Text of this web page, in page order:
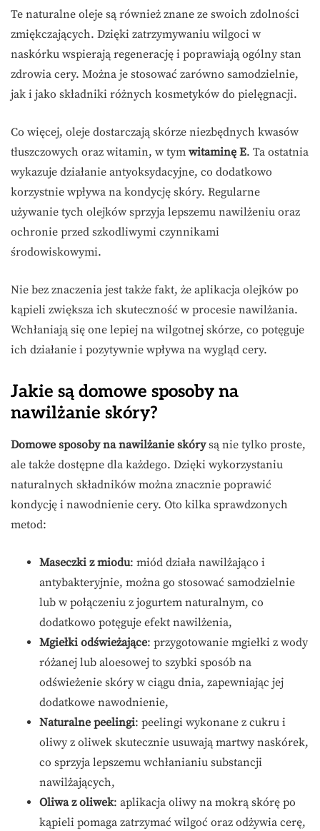
Te naturalne oleje są również znane ze swoich zdolności
zmiękczających. Dzięki zatrzymywaniu wilgoci w
naskórku wspierają regenerację i poprawiają ogólny stan
zdrowia cery. Można je stosować zarówno samodzielnie,
jak i jako składniki różnych kosmetyków do pielęgnacji.
Co więcej, oleje dostarczają skórze niezbędnych kwasów
tłuszczowych oraz witamin, w tym witaminę E. Ta ostatnia
wykazuje działanie antyoksydacyjne, co dodatkowo
korzystnie wpływa na kondycję skóry. Regularne
używanie tych olejków sprzyja lepszemu nawilżeniu oraz
ochronie przed szkodliwymi czynnikami
środowiskowymi.
Nie bez znaczenia jest także fakt, że aplikacja olejków po
kąpieli zwiększa ich skuteczność w procesie nawilżania.
Wchłaniają się one lepiej na wilgotnej skórze, co potęguje
ich działanie i pozytywnie wpływa na wygląd cery.
Jakie są domowe sposoby na
nawilżanie skóry?
Domowe sposoby na nawilżanie skórysą nie tylko proste,
ale także dostępne dla każdego. Dzięki wykorzystaniu
naturalnych składników można znacznie poprawić
kondycję i nawodnienie cery. Oto kilka sprawdzonych
metod:
Maseczki z miodu: miód działa nawilżająco i
antybakteryjnie, można go stosować samodzielnie
lub w połączeniu z jogurtem naturalnym, co
dodatkowo potęguje efekt nawilżenia,
Mgiełki odświeżające: przygotowanie mgiełki z wody
różanej lub aloesowej to szybki sposób na
odświeżenie skóry w ciągu dnia, zapewniając jej
dodatkowe nawodnienie,
Naturalne peelingi: peelingi wykonane z cukru i
oliwy z oliwek skutecznie usuwają martwy naskórek,
co sprzyja lepszemu wchłanianiu substancji
nawilżających,
Oliwa z oliwek: aplikacja oliwy na mokrą skórę po
kąpieli pomaga zatrzymać wilgoć oraz odżywia cerę,